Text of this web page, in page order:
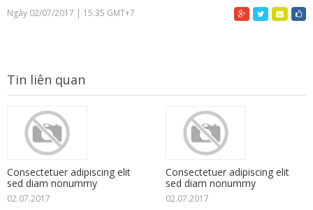
Ngày 02/07/2017 | 15:35 GMT+7
Tin liên quan
Consectetuer adipiscing elit
sed diam nonummy
02.07.2017
Consectetuer adipiscing elit
sed diam nonummy
02.07.2017